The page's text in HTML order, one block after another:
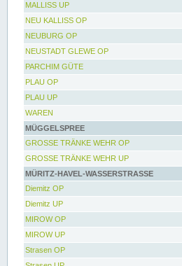
MALLISS UP
NEU KALLISS OP
NEUBURG OP
NEUSTADT GLEWE OP
PARCHIM GÜTE
PLAU OP
PLAU UP
WAREN
MÜGGELSPREE
GROSSE TRÄNKE WEHR OP
GROSSE TRÄNKE WEHR UP
MÜRITZ-HAVEL-WASSERSTRASSE
Diemitz OP
Diemitz UP
MIROW OP
MIROW UP
Strasen OP